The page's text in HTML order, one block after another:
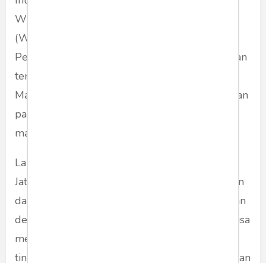
Wilayah Birokrasi Bersih dan Melayani
(WBK/WBBM) Unit Pelaksana Teknis/ UPT
Pemasyarakatan di seluruh Indonesia. Perbaikan
terus menerus dilakukan di Lapas Kelas 1
Malang ke arah yang lebih baik untuk pelayanan
pada Warga Binaan Pemasyarakatan (WBP)
maupun Masyarakat.
Lapas Kelas I Malang Kanwil Kemenkumham
Jatim memiliki program pembinaan kepribadian
dan kemandirian bagi seluruh WBP. Diharapkan
dengan program pembinaan yang dilakukan bisa
membuat WBP bisa menunjukkan penurunan
tingkat resiko melakukan pidana kembali dengan